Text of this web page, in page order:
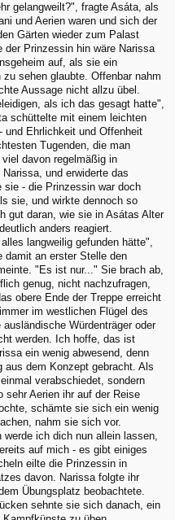
gelangweilt?", fragte Asáta, als
und Aerien waren und sich der
Gärten wieder zum Palast
der Prinzessin hin wäre Narissa
auf, als sie ein
sehen glaubte. Offenbar nahm
Aussage nicht allzu übel.
als ich das gesagt hatte",
schüttelte mit einem leichten
und Ehrlichkeit und Offenheit
Tugenden, die man
davon regelmäßig in
und erwiderte das
sie - die Prinzessin war doch
sie, und wirkte dennoch so
gut daran, wie sie in Asátas Alter
anders reagiert.
langweilig gefunden hätte",
damit an erster Stelle den
"Es ist nur..." Sie brach ab,
genug, nicht nachzufragen,
obere Ende der Treppe erreicht
im westlichen Flügel des
Würdenträger oder
werden. Ich hoffe, das ist
ein wenig abwesend, denn
aus dem Konzept gebracht. Als
verabschiedet, sondern
Aerien ihr auf der Reise
schämte sie sich ein wenig
nahm sie sich vor.
ich dich nun allein lassen,
auf mich - es gibt einiges
eilte die Prinzessin in
davon. Narissa folgte ihr
Übungsplatz beobachtete.
sehnte sie sich danach, ein